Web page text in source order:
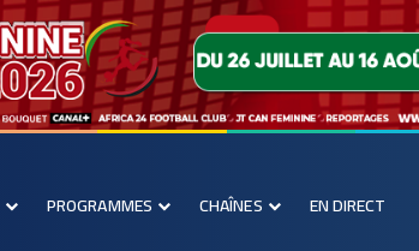
PROGRAMMES CHAÎNES EN DIRECT